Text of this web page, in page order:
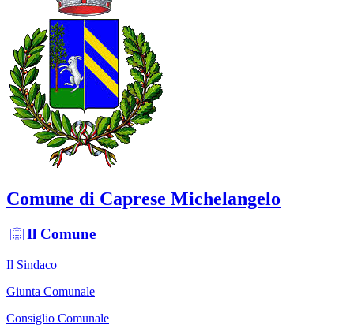
Comune di Caprese Michelangelo
Il Comune
Il Sindaco
Giunta Comunale
Consiglio Comunale